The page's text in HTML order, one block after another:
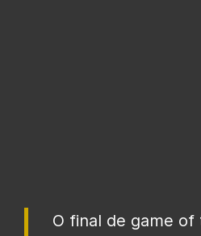
O final de game